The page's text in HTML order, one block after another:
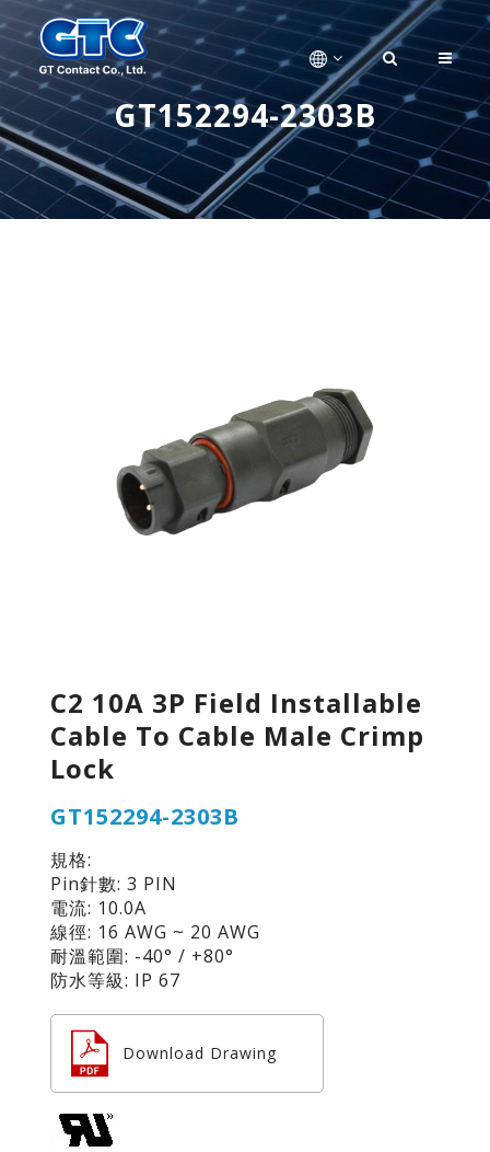
GT152294-2303B
C2 10A 3P Field Installable
Cable To Cable Male Crimp
Lock
GT152294-2303B
規格:
Pin針數: 3 PIN
電流: 10.0A
線徑: 16 AWG ~ 20 AWG
耐溫範圍: -40° / +80°
防水等級: IP 67
Download Drawing